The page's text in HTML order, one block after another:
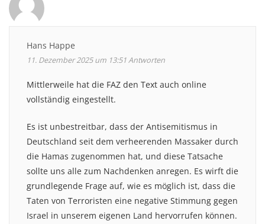
Hans Happe
11. Dezember 2025 um 13:51Antworten
Mittlerweile hat die FAZ den Text auch online
vollständig eingestellt.
Es ist unbestreitbar, dass der Antisemitismus in
Deutschland seit dem verheerenden Massaker durch
die Hamas zugenommen hat, und diese Tatsache
sollte uns alle zum Nachdenken anregen. Es wirft die
grundlegende Frage auf, wie es möglich ist, dass die
Taten von Terroristen eine negative Stimmung gegen
Israel in unserem eigenen Land hervorrufen können.